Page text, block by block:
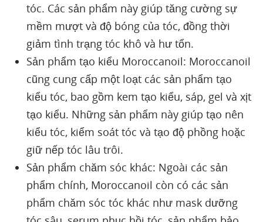
tóc. Các sản phẩm này giúp tăng cường sự
mềm mượt và độ bóng của tóc, đồng thời
giảm tình trạng tóc khô và hư tổn.
Sản phẩm tạo kiểu Moroccanoil: Moroccanoil
cũng cung cấp một loạt các sản phẩm tạo
kiểu tóc, bao gồm kem tạo kiểu, sáp, gel và xịt
tạo kiểu. Những sản phẩm này giúp tạo nên
kiểu tóc, kiểm soát tóc và tạo độ phồng hoặc
giữ nếp tóc lâu trôi.
Sản phẩm chăm sóc khác: Ngoài các sản
phẩm chính, Moroccanoil còn có các sản
phẩm chăm sóc tóc khác như mask dưỡng